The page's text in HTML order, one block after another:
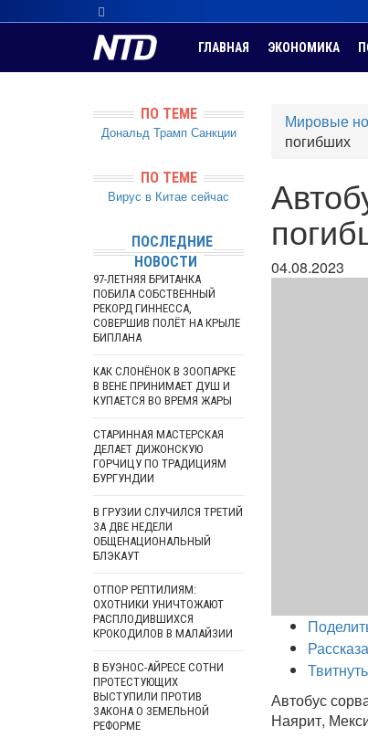
ГЛАВНАЯ ЭКОНОМИКА
Мировые
погибших
04.08.2023
Твитнуть
Автобус
Наярит,
ПО ТЕМЕ
Дональд Трамп Санкции
ПО ТЕМЕ
Вирус в Китае сейчас
ПОСЛЕДНИЕ
НОВОСТИ
97-ЛЕТНЯЯ БРИТАНКА
ПОБИЛА СОБСТВЕННЫЙ
РЕКОРД ГИННЕССА,
СОВЕРШИВ ПОЛЁТ НА КРЫЛЕ
БИПЛАНА
КАК СЛОНЁНОК В ЗООПАРКЕ
В ВЕНЕ ПРИНИМАЕТ ДУШ И
КУПАЕТСЯ ВО ВРЕМЯ ЖАРЫ
СТАРИННАЯ МАСТЕРСКАЯ
ДЕЛАЕТ ДИЖОНСКУЮ
ГОРЧИЦУ ПО ТРАДИЦИЯМ
БУРГУНДИИ
В ГРУЗИИ СЛУЧИЛСЯ ТРЕТИЙ
ЗА ДВЕ НЕДЕЛИ
ОБЩЕНАЦИОНАЛЬНЫЙ
БЛЭКАУТ
ОТПОР РЕПТИЛИЯМ:
ОХОТНИКИ УНИЧТОЖАЮТ
РАСПЛОДИВШИХСЯ
КРОКОДИЛОВ В МАЛАЙЗИИ
В БУЭНОС-АЙРЕСЕ СОТНИ
ПРОТЕСТУЮЩИХ
ВЫСТУПИЛИ ПРОТИВ
ЗАКОНА О ЗЕМЕЛЬНОЙ
РЕФОРМЕ